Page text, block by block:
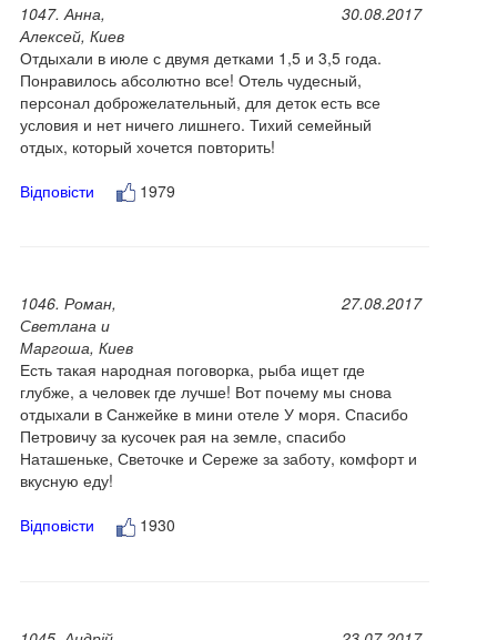
1047. Анна,
Алексей, Киев
30.08.2017
Отдыхали в июле с двумя детками 1,5 и 3,5 года.
Понравилось абсолютно все! Отель чудесный,
персонал доброжелательный, для деток есть все
условия и нет ничего лишнего. Тихий семейный
отдых, который хочется повторить!
Відповісти
1979
1046. Роман,
Светлана и
Маргоша, Киев
27.08.2017
Есть такая народная поговорка, рыба ищет где
глубже, а человек где лучше! Вот почему мы снова
отдыхали в Санжейке в мини отеле У моря. Спасибо
Петровичу за кусочек рая на земле, спасибо
Наташеньке, Светочке и Сереже за заботу, комфорт и
вкусную еду!
Відповісти
1930